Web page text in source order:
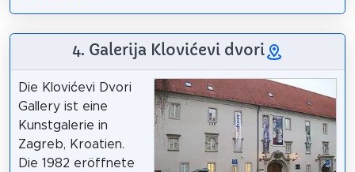
4. Galerija Klovićevi dvori
Die Klovićevi Dvori
Gallery ist eine
Kunstgalerie in
Zagreb, Kroatien.
Die 1982 eröffnete